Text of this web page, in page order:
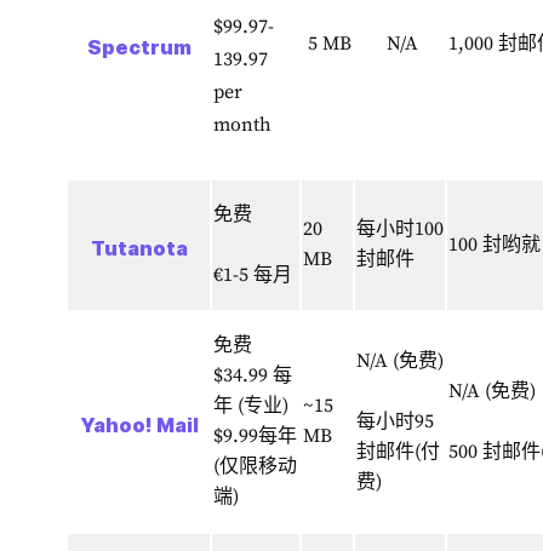
Spectrum
$99.97-
139.97
per
month
5 MB N/A 1,000 封
Tutanota
免费
€1-5 每月
20
MB
每小时100
封邮件
100 封哟就
Yahoo! Mail
免费
$34.99 每
年 (专业)
$9.99每年
(仅限移动
端)
~15
MB
N/A (免费)
每小时95
封邮件(付
费)
N/A (免费)
500 封邮件